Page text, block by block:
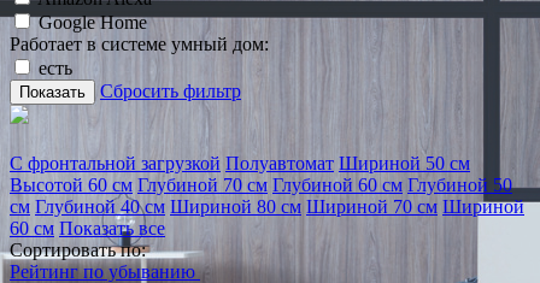
Google Home
Работает в системе умный дом:
есть
Показать Сбросить фильтр
С фронтальной загрузкой Полуавтомат Шириной 50 см
Высотой 60 см Глубиной 70 см Глубиной 60 см Глубиной 50
см Глубиной 40 см Шириной 80 см Шириной 70 см Шириной
60 см Показать все
Сортировать по:
Рейтинг по убыванию